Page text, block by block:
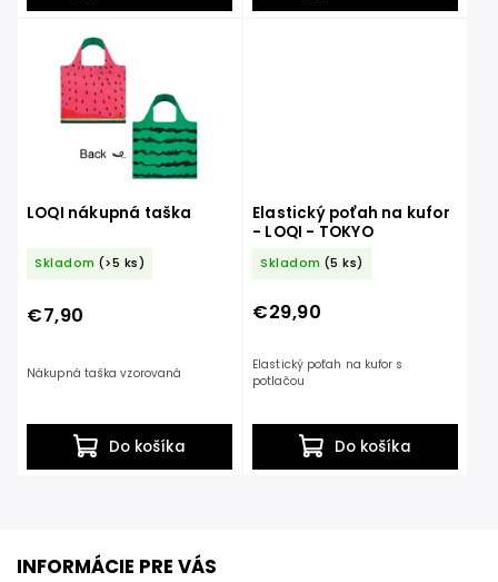
LOQI nákupná taška
Skladom (>5 ks)
€7,90
Do košíka
Nákupná taška vzorovaná
Elastický poťah na kufor
- LOQI - TOKYO
Skladom (5 ks)
€29,90
Do košíka
Elastický poťah na kufor s
potlačou
INFORMÁCIE PRE VÁS